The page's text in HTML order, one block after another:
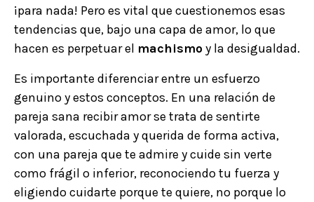
¡para nada! Pero es vital que cuestionemos esas
tendencias que, bajo una capa de amor, lo que
hacen es perpetuar el machismoy la desigualdad.
Es importante diferenciar entre un esfuerzo
genuino y estos conceptos. En una relación de
pareja sana recibir amor se trata de sentirte
valorada, escuchada y querida de forma activa,
con una pareja que te admire y cuide sin verte
como frágil o inferior, reconociendo tu fuerza y
eligiendo cuidarte porque te quiere, no porque lo